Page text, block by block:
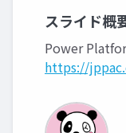
スライド概
Power
https://